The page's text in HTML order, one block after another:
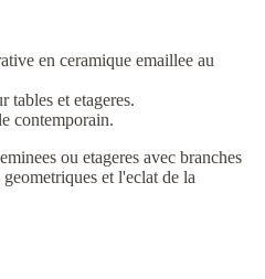
en ceramique emaillee au
tables et etageres.
contemporain.
ou etageres avec branches
et l'eclat de la